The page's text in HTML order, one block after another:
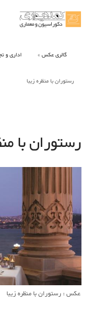
گالری عکس اداری و
رستوران با منظره زیبا
رستوران با
عکس : رستوران با منظره زیبا